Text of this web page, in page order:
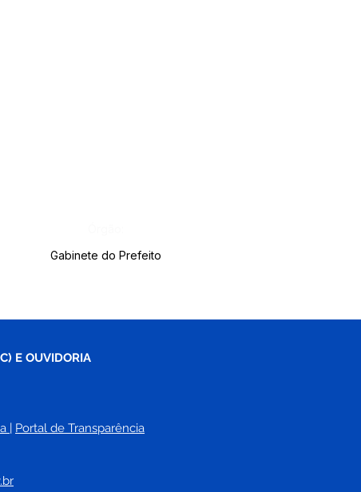
Gabinete do Prefeito
E OUVIDORIA
| Portal de Transparência